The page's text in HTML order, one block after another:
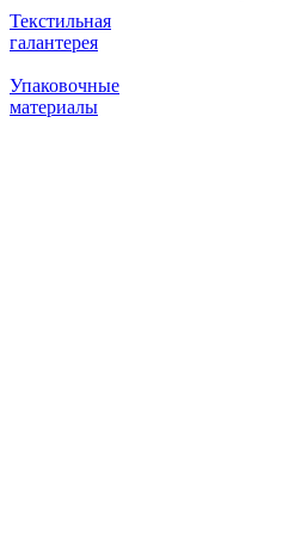
Текстильная
галантерея
Упаковочные
материалы